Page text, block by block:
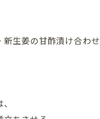
新生姜の甘酢漬け合わせ